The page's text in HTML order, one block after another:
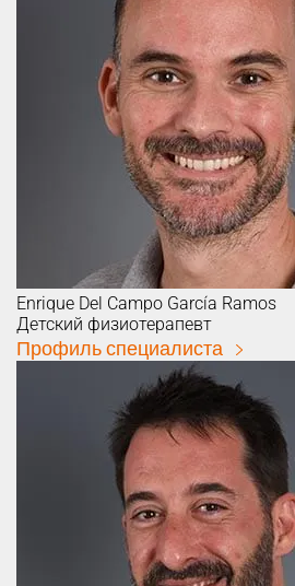
Enrique Del Campo García Ramos
Детский физиотерапевт
Профиль специалиста